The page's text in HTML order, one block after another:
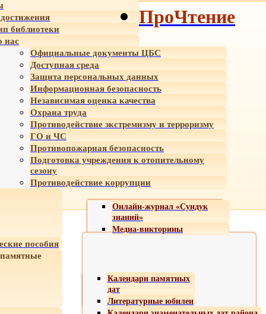
библиотеки
нас
Официальные документы ЦБС
Доступная среда
Защита персональных данных
Информационная безопасность
Независимая оценка качества
Охрана труда
Противодействие экстремизму и терроризму
ГО и ЧС
Противопожарная безопасность
Подготовка учреждения к отопительному
сезону
Противодействие коррупции
Онлайн-журнал «Сундук
знаний»
Медиа-викторины
пособия
Календари памятных
дат
Литературные юбилеи
ПроЧтение